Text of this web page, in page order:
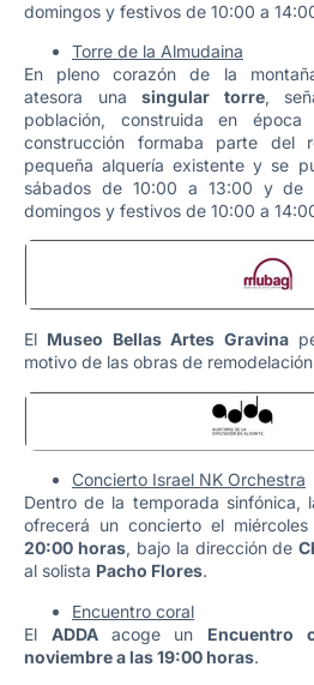
domingos y festivos de 10:00 a
Torre de la Almudaina
En pleno corazón de la
atesora una singular torre,
población, construida en época
construcción formaba parte del
pequeña alquería existente y se
sábados de 10:00 a 13:00 y de
domingos y festivos de 10:00 a
El Museo Bellas Artes Gravina
motivo de las obras de
Concierto Israel NK Orchestra
Dentro de la temporada sinfónica,
ofrecerá un concierto el miércoles
20:00 horas, bajo la dirección de
al solista Pacho Flores.
Encuentro coral
El ADDA acoge un Encuentro
noviembre a las 19:00 horas.